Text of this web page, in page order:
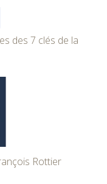
des 7 clés de la
Rottier